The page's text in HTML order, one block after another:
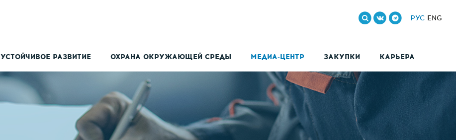
УСТОЙЧИВОЕ РАЗВИТИЕ ОХРАНА ОКРУЖАЮЩЕЙ СРЕДЫ МЕДИА-ЦЕНТР ЗАКУПКИ КАРЬЕРА
РУС ENG